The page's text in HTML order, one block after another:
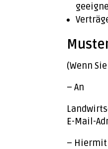
(Wenn
– An
E-Mail-
– Hiermit